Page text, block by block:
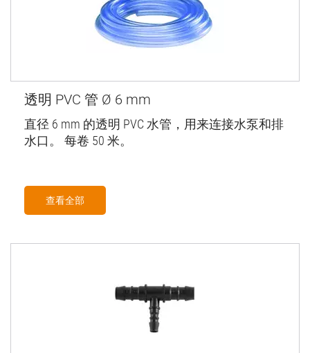
透明 PVC 管 Ø 6 mm
直径 6 mm 的透明 PVC 水管，用来连接水泵和排
水口。 每卷 50 米。
查看全部